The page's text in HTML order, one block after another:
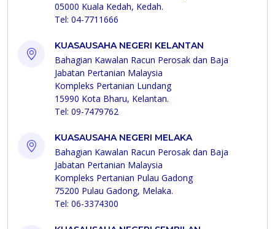
05000 Kuala Kedah, Kedah.
Tel: 04-7711666
KUASAUSAHA NEGERI KELANTAN
Bahagian Kawalan Racun Perosak dan Baja
Jabatan Pertanian Malaysia
Kompleks Pertanian Lundang
15990 Kota Bharu, Kelantan.
Tel: 09-7479762
KUASAUSAHA NEGERI MELAKA
Bahagian Kawalan Racun Perosak dan Baja
Jabatan Pertanian Malaysia
Kompleks Pertanian Pulau Gadong
75200 Pulau Gadong, Melaka.
Tel: 06-3374300